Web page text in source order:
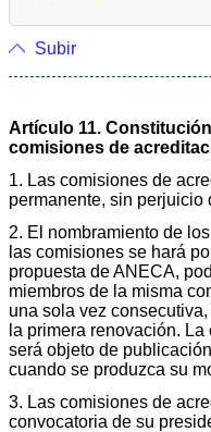
Subir
Artículo 11.
comisiones de
1. Las comisiones de
permanente, sin perjuicio
2. El nombramiento de
las comisiones se hará
propuesta de ANECA,
miembros de la misma
una sola vez
la primera renovación.
será objeto de
cuando se produzca su
3. Las comisiones de
convocatoria de su